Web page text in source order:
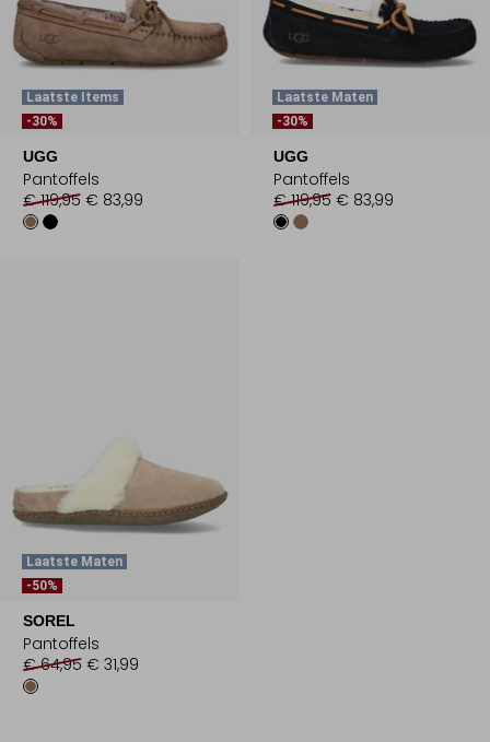
Laatste Items
-30%
UGG
Pantoffels
€ 119,95 € 83,99
Laatste Maten
-30%
UGG
Pantoffels
€ 119,95 € 83,99
Laatste Maten
-50%
SOREL
Pantoffels
€ 64,95 € 31,99